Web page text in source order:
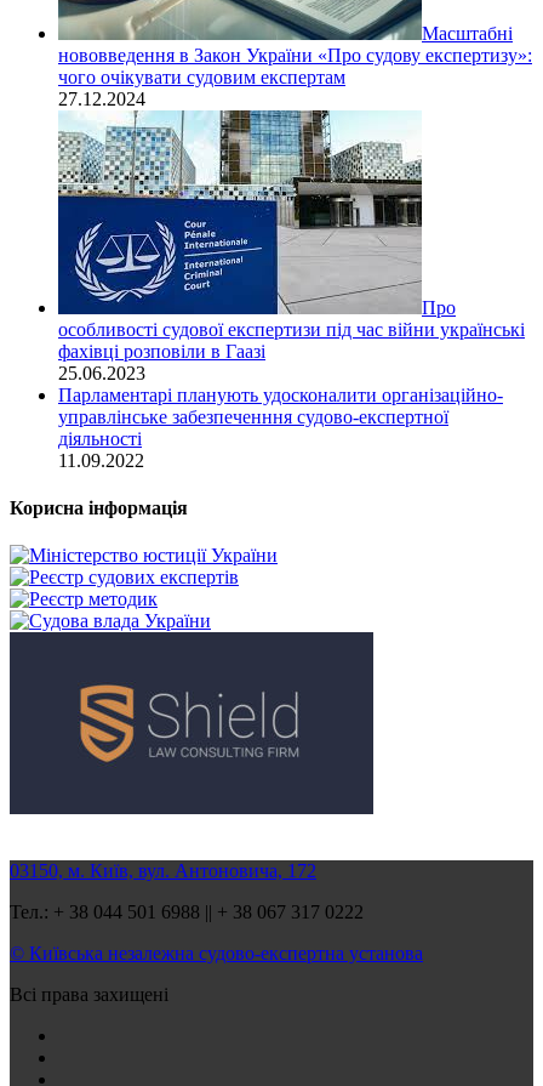
Масштабні
нововведення в Закон України «Про судову експертизу»:
чого очікувати судовим експертам
27.12.2024
Про
особливості судової експертизи під час війни українські
фахівці розповіли в Гаазі
25.06.2023
Парламентарі планують удосконалити організаційно-
управлінське забезпеченння судово-експертної
діяльності
11.09.2022
Корисна інформація
03150, м. Київ, вул. Антоновича, 172
Тел.: + 38 044 501 6988 || + 38 067 317 0222
© Київська незалежна судово-експертна установа
Всі права захищені